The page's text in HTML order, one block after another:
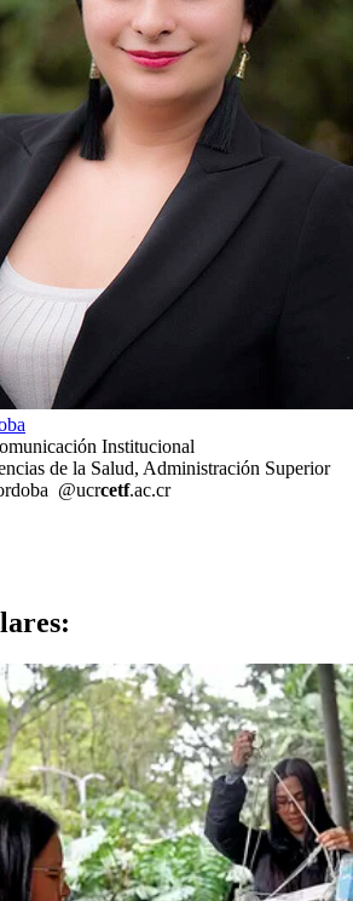
Institucional
de la Salud, Administración Superior
@ucrcetf.ac.cr